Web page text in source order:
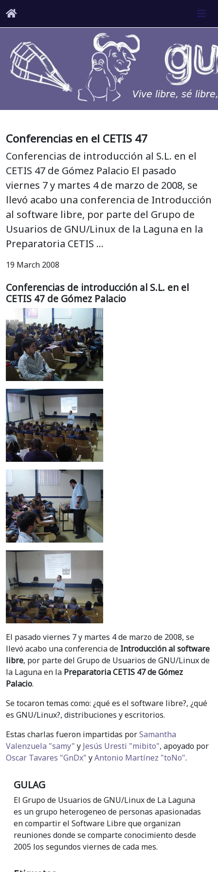
Conferencias en el CETIS 47
Conferencias de introducción al S.L. en el
CETIS 47 de Gómez Palacio El pasado
viernes 7 y martes 4 de marzo de 2008, se
llevó acabo una conferencia de Introducción
al software libre, por parte del Grupo de
Usuarios de GNU/Linux de la Laguna en la
Preparatoria CETIS …
19 March 2008
Conferencias de introducción al S.L. en el
CETIS 47 de Gómez Palacio
El pasado viernes 7 y martes 4 de marzo de 2008, se
llevó acabo una conferencia de Introducción al software
libre, por parte del Grupo de Usuarios de GNU/Linux de
la Laguna en la Preparatoria CETIS 47 de Gómez
Palacio.
Se tocaron temas como: ¿qué es el software libre?, ¿qué
es GNU/Linux?, distribuciones y escritorios.
Estas charlas fueron impartidas porSamantha
Valenzuela "samy" y Jesús Uresti "mibito", apoyado por
Oscar Tavares "GnDx" yAntonio Martínez "toNo".
GULAG
El Grupo de Usuarios de GNU/Linux de La Laguna
es un grupo heterogeneo de personas apasionadas
en compartir el Software Libre que organizan
reuniones donde se comparte conocimiento desde
2005 los segundos viernes de cada mes.